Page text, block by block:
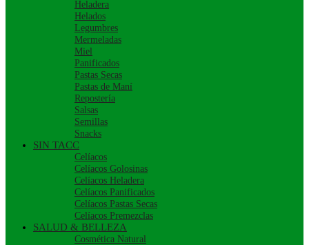
Heladera
Helados
Legumbres
Mermeladas
Miel
Panificados
Pastas Secas
Pastas de Maní
Repostería
Salsas
Semillas
Snacks
SIN TACC
Celíacos
Celíacos Golosinas
Celíacos Heladera
Celíacos Panificados
Celíacos Pastas Secas
Celíacos Premezclas
SALUD & BELLEZA
Cosmética Natural